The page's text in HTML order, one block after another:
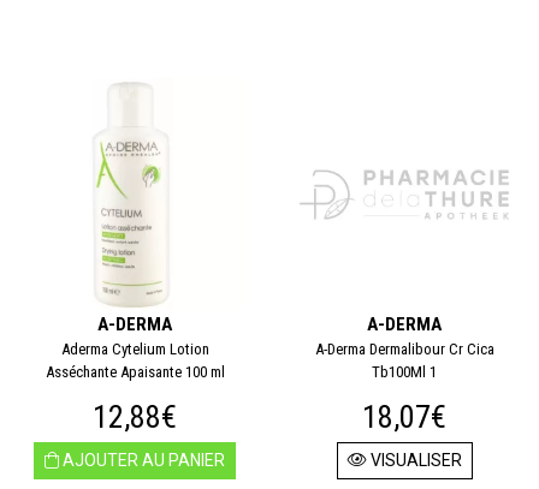
A-DERMA
Aderma Cytelium Lotion
Asséchante Apaisante 100 ml
12,88€
AJOUTER AU PANIER
A-DERMA
A-Derma Dermalibour Cr Cica
Tb100Ml 1
18,07€
VISUALISER